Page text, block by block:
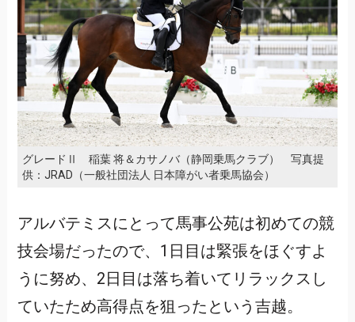
グレードⅡ 稲葉 将＆カサノバ（静岡乗馬クラブ） 写真提
供：JRAD（一般社団法人 日本障がい者乗馬協会）
アルバテミスにとって馬事公苑は初めての競
技会場だったので、1日目は緊張をほぐすよ
うに努め、2日目は落ち着いてリラックスし
ていたため高得点を狙ったという吉越。